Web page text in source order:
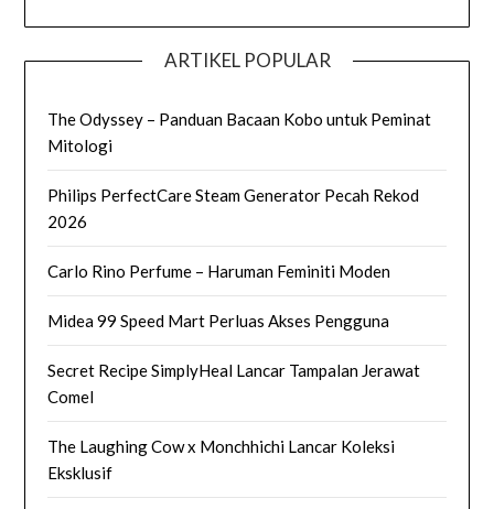
ARTIKEL POPULAR
The Odyssey – Panduan Bacaan Kobo untuk Peminat
Mitologi
Philips PerfectCare Steam Generator Pecah Rekod
2026
Carlo Rino Perfume – Haruman Feminiti Moden
Midea 99 Speed Mart Perluas Akses Pengguna
Secret Recipe SimplyHeal Lancar Tampalan Jerawat
Comel
The Laughing Cow x Monchhichi Lancar Koleksi
Eksklusif